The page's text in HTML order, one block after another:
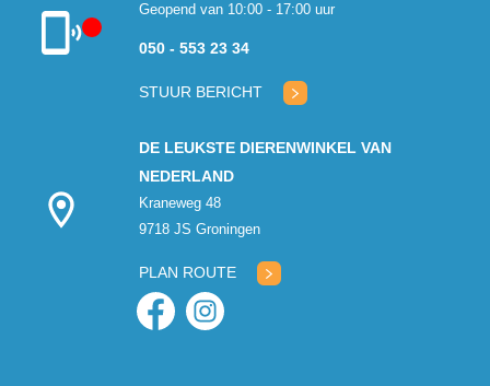
Klantenservice
Geopend van 10:00 - 17:00 uur
050 - 553 23 34
STUUR BERICHT
DE LEUKSTE DIERENWINKEL VAN
NEDERLAND
Kraneweg 48
9718 JS Groningen
PLAN ROUTE